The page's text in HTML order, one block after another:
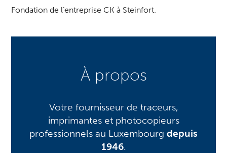
Fondation de l’entreprise CK à Steinfort.
À propos
Votre fournisseur de traceurs,
imprimantes et photocopieurs
professionnels au Luxembourg depuis
1946.